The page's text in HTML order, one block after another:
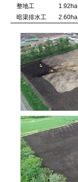
整地工 1.92ha
暗渠排水工 2.60ha